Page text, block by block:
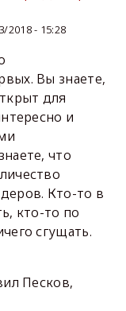
2018 - 15:28
Вы знаете,
для
и
что
Кто-то в
кто-то по
сгущать.
Песков,